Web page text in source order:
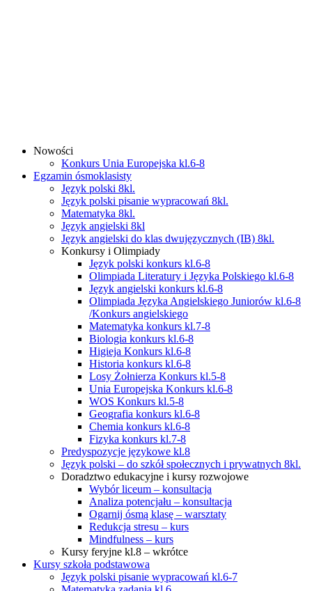
Nowości
Konkurs Unia Europejska kl.6-8
Egzamin ósmoklasisty
Język polski 8kl.
Język polski pisanie wypracowań 8kl.
Matematyka 8kl.
Język angielski 8kl
Język angielski do klas dwujęzycznych (IB) 8kl.
Konkursy i Olimpiady
Język polski konkurs kl.6-8
Olimpiada Literatury i Języka Polskiego kl.6-8
Język angielski konkurs kl.6-8
Olimpiada Języka Angielskiego Juniorów kl.6-8
/Konkurs angielskiego
Matematyka konkurs kl.7-8
Biologia konkurs kl.6-8
Higieja Konkurs kl.6-8
Historia konkurs kl.6-8
Losy Żołnierza Konkurs kl.5-8
Unia Europejska Konkurs kl.6-8
WOS Konkurs kl.5-8
Geografia konkurs kl.6-8
Chemia konkurs kl.6-8
Fizyka konkurs kl.7-8
Predyspozycje językowe kl.8
Język polski – do szkół społecznych i prywatnych 8kl.
Doradztwo edukacyjne i kursy rozwojowe
Wybór liceum – konsultacja
Analiza potencjału – konsultacja
Ogarnij ósmą klasę – warsztaty
Redukcja stresu – kurs
Mindfulness – kurs
Kursy feryjne kl.8 – wkrótce
Kursy szkoła podstawowa
Język polski pisanie wypracowań kl.6-7